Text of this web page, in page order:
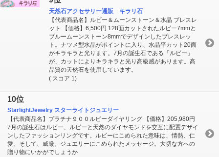
天然石アクセサリー通販 キラリ石
【代表商品名】ルビー＆ムーンストーン＆水晶 ブレスレ
ット 【価格】6,500円 128面カットされたルビー7mmと
ブルームーンストーン8mmでデザインしたブレスレッ
ト。ナツメ型水晶がポイントに入り、水晶平カット20面
がキラキラと光ります。7月の誕生石である「ルビー」
が、カットによりキラキラと光り高級感があります。高
品質の天然石を使用しています。
( スコア 1)
10位
StarlightJewelry スターライトジュエリー
【代表商品名】プラチナ９００ルビーダイヤリング 【価格】205,980円
7月の誕生石はルビー、ルビーと天然のダイヤモンドを交互に配置デザイ
ンしたファッションリングです。ルビーにこめられた意味は、情熱、仁
愛、そして、威厳。ジュエリーにこめられたメッセージ。大切な方への
贈り物にいかがでしょうか